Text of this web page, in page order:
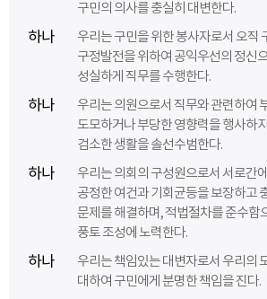
구민의 의사를 충실히 대변한다.
하나
우리는 구민을 위한 봉사자로서 오직
구정발전을 위하여 공익우선의 정신
성실하게 직무를 수행한다.
하나
우리는 의원으로서 직무와 관련하여
도모하거나 부당한 영향력을 행사하
검소한 생활을 솔선수범한다.
하나
우리는 의회의 구성원으로서 서로간
공정한 여건과 기회균등을 보장하고
문제를 해결하며, 적법절차를 준수함
풍토 조성에 노력한다.
하나
우리는 책임있는 대변자로서 우리의
대하여 구민에게 분명한 책임을 진다.